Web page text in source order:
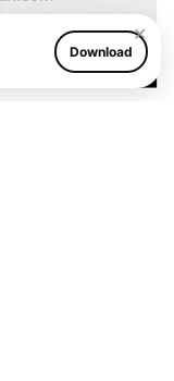
✕
Download